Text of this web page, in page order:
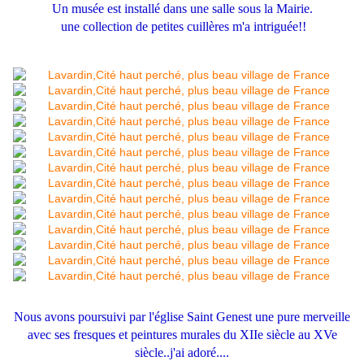
Un musée est installé dans une salle sous la Mairie.
une collection de petites cuillères m'a intriguée!!
Nous avons poursuivi par l'église Saint Genest une pure merveille
avec ses fresques et peintures murales du XIIe siècle au XVe
siècle..j'ai adoré....